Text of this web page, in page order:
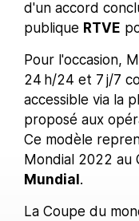
d'un accord
publique RTVE
Pour l'occasion,
24 h/24 et 7 j/7
accessible via la
proposé aux
Ce modèle
Mondial 2022 au
Mundial .
La Coupe du